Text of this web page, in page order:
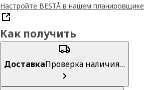
Настройте BESTÅ в нашем планировщике
Как получить
ДоставкаПроверка наличия…